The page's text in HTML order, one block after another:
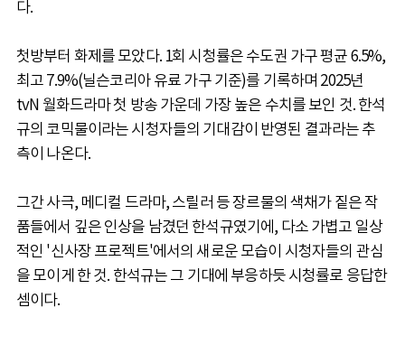
다.
첫방부터 화제를 모았다. 1회 시청률은 수도권 가구 평균 6.5%,
최고 7.9%(닐슨코리아 유료 가구 기준)를 기록하며 2025년
tvN 월화드라마 첫 방송 가운데 가장 높은 수치를 보인 것. 한석
규의 코믹물이라는 시청자들의 기대감이 반영된 결과라는 추
측이 나온다.
그간 사극, 메디컬 드라마, 스릴러 등 장르물의 색채가 짙은 작
품들에서 깊은 인상을 남겼던 한석규였기에, 다소 가볍고 일상
적인 '신사장 프로젝트'에서의 새로운 모습이 시청자들의 관심
을 모이게 한 것. 한석규는 그 기대에 부응하듯 시청률로 응답한
셈이다.